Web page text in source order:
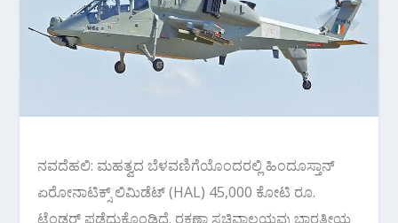
ನವದೆಹಲಿ: ಮಹತ್ವದ ಬೆಳವಣಿಗೆಯೊಂದರಲ್ಲಿ ಹಿಂದೂಸ್ತಾನ್‌
ಏರೋನಾಟಿಕ್ಸ್‌ ಲಿಮಿಡೆಟ್‌ (HAL) 45,000 ಕೋಟಿ ರೂ.
ಟೆಂಡರ್‌ ಪಡೆದುಕೊಂಡಿದೆ. ರಕ್ಷಣಾ ಸಚಿವಾಲಯವು ಭಾರತೀಯ